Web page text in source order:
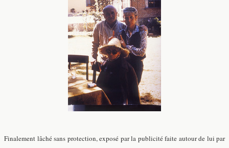
Finalement lâché sans protection, exposé par la publicité faite autour de lui par